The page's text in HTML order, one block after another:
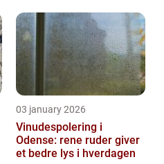
03 january 2026
Vinudespolering i
Odense: rene ruder giver
et bedre lys i hverdagen